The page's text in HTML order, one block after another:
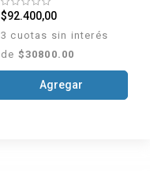
$92.400,00
3 cuotas sin interés
de $30800.00
Agregar